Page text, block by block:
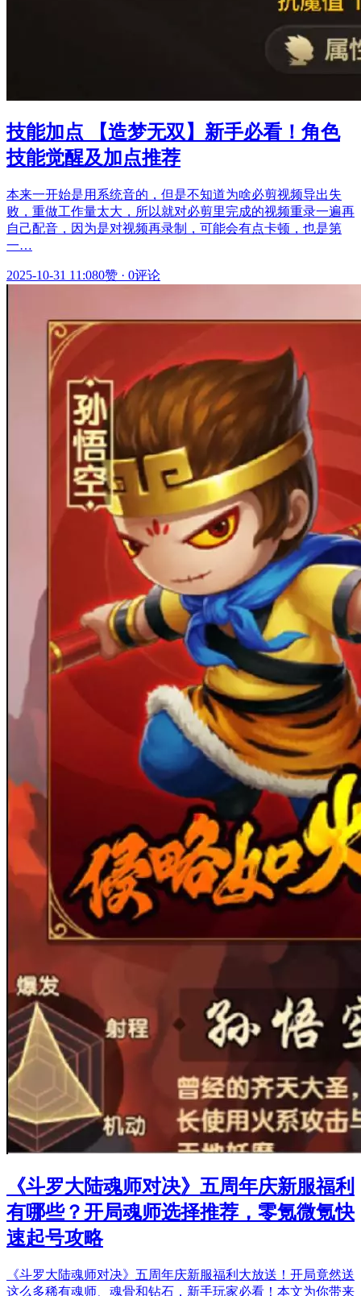
技能加点 【造梦无双】新手必看！角色
技能觉醒及加点推荐
本来一开始是用系统音的，但是不知道为啥必剪视频导出失
败，重做工作量太大，所以就对必剪里完成的视频重录一遍再
自己配音，因为是对视频再录制，可能会有点卡顿，也是第
一…
2025-10-31 11:080赞 · 0评论
《斗罗大陆魂师对决》五周年庆新服福利
有哪些？开局魂师选择推荐，零氪微氪快
速起号攻略
《斗罗大陆魂师对决》五周年庆新服福利大放送！开局竟然送
这么多稀有魂师、魂骨和钻石，新手玩家必看！本文为你带来